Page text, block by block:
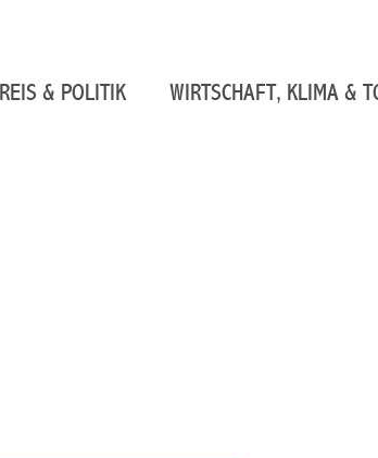
& POLITIK WIRTSCHAFT, KLIMA &